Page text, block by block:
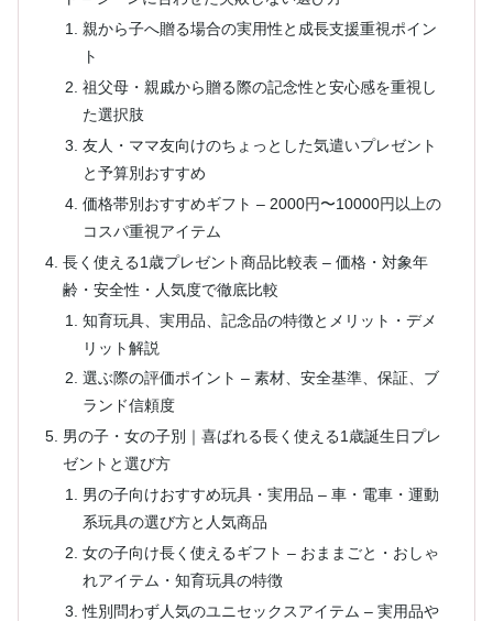
親から子へ贈る場合の実用性と成長支援重視ポイン
ト
祖父母・親戚から贈る際の記念性と安心感を重視し
た選択肢
友人・ママ友向けのちょっとした気遣いプレゼント
と予算別おすすめ
価格帯別おすすめギフト – 2000円〜10000円以上の
コスパ重視アイテム
長く使える1歳プレゼント商品比較表 – 価格・対象年
齢・安全性・人気度で徹底比較
知育玩具、実用品、記念品の特徴とメリット・デメ
リット解説
選ぶ際の評価ポイント – 素材、安全基準、保証、ブ
ランド信頼度
男の子・女の子別｜喜ばれる長く使える1歳誕生日プレ
ゼントと選び方
男の子向けおすすめ玩具・実用品 – 車・電車・運動
系玩具の選び方と人気商品
女の子向け長く使えるギフト – おままごと・おしゃ
れアイテム・知育玩具の特徴
性別問わず人気のユニセックスアイテム – 実用品や